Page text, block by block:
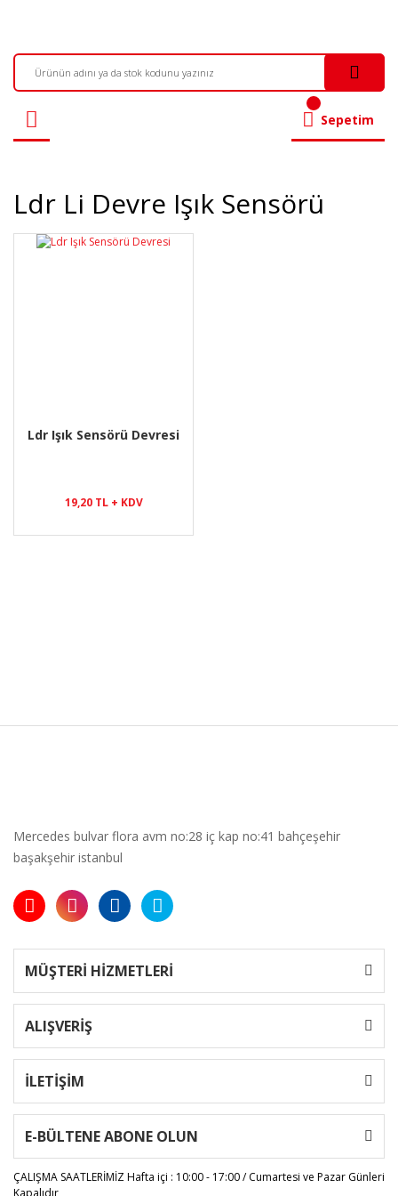
Sepetim
Ldr Li Devre Işık Sensörü
Ldr Işık Sensörü Devresi
19,20 TL + KDV
Mercedes bulvar flora avm no:28 iç kap no:41 bahçeşehir
başakşehir istanbul
MÜŞTERİ HİZMETLERİ
ALIŞVERİŞ
İLETİŞİM
E-BÜLTENE ABONE OLUN
ÇALIŞMA SAATLERİMİZHafta içi : 10:00 - 17:00 / Cumartesi ve Pazar Günleri
Kapalıdır